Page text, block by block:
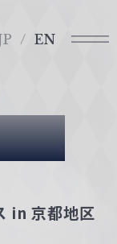
EN
in 京都地区